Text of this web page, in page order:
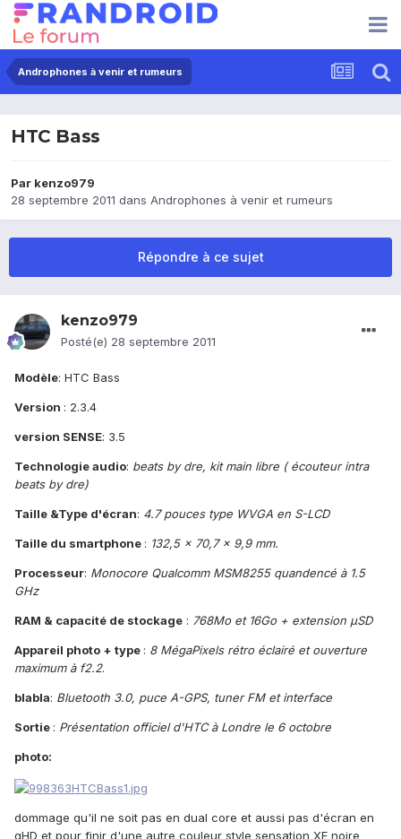
Androphones à venir et rumeurs
HTC Bass
Par kenzo979
28 septembre 2011 dans Androphones à venir et rumeurs
Répondre à ce sujet
kenzo979
Posté(e) 28 septembre 2011
Modèle: HTC Bass
Version : 2.3.4
version SENSE: 3.5
Technologie audio: beats by dre, kit main libre ( écouteur intra
beats by dre)
Taille &Type d'écran: 4.7 pouces type WVGA en S-LCD
Taille du smartphone : 132,5 x 70,7 x 9,9 mm.
Processeur: Monocore Qualcomm MSM8255 quandencé à 1.5
GHz
RAM & capacité de stockage : 768Mo et 16Go + extension µSD
Appareil photo + type : 8 MégaPixels rétro éclairé et ouverture
maximum à f2.2.
blabla: Bluetooth 3.0, puce A-GPS, tuner FM et interface
Sortie : Présentation officiel d'HTC à Londre le 6 octobre
photo:
dommage qu'il ne soit pas en dual core et aussi pas d'écran en
qHD et pour finir d'une autre couleur style sensation XE noire